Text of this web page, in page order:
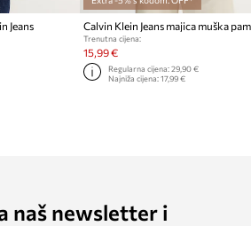
Jeans Calvin Klein Jeans majica muška
Trenutna cijena:
15,99 €
Regularna cijena: 29,90 €
Najniža cijena: 17,99 €
naš newsletter i